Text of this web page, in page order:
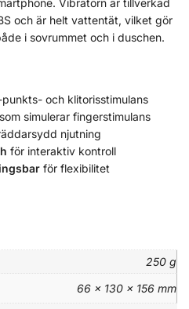
Vibratorn är tillverkad
och är helt vattentät, vilket gör
i sovrummet och i duschen.
och klitorisstimulans
som simulerar fingerstimulans
njutning
för interaktiv kontroll
för flexibilitet
250 g
66 × 130 × 156 mm